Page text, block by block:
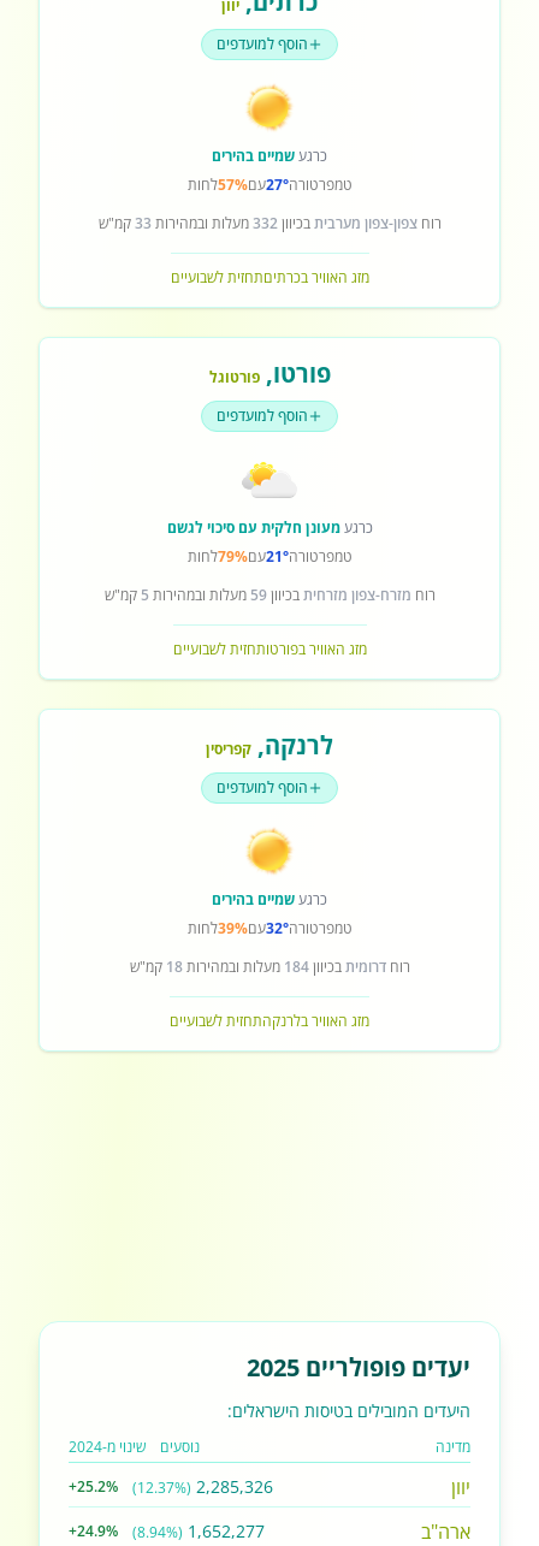
יוון
הוסף למועדפים
כרגעשמיים בהירים
טמפרטורה27°עם57%לחות
רוחצפון-צפון מערביתבכיוון332מעלות ובמהירות 33קמ"ש
מזג האוויר בכרתיםתחזית לשבועיים
פורטו,פורטוגל
הוסף למועדפים
כרגעמעונן חלקית עם סיכוי לגשם
טמפרטורה21°עם79%לחות
רוח מזרח-צפון מזרחיתבכיוון59 מעלות ובמהירות 5 קמ"ש
מזג האוויר בפורטותחזית לשבועיים
לרנקה, קפריסין
הוסף למועדפים
כרגעשמיים בהירים
טמפרטורה32°עם39%לחות
רוחדרומיתבכיוון184 מעלות ובמהירות18 קמ"ש
מזג האוויר בלרנקהתחזית לשבועיים
יעדים פופולריים 2025
היעדים המובילים בטיסות הישראלים:
מדינה נוסעים שינוי מ-2024
יוון 2,285,326
(12.37%)
+25.2%
ארה"ב 1,652,277
(8.94%)
+24.9%